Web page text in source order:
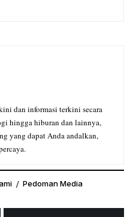
dan informasi terkini secara
hingga hiburan dan lainnya,
yang dapat Anda andalkan,
Pedoman Media